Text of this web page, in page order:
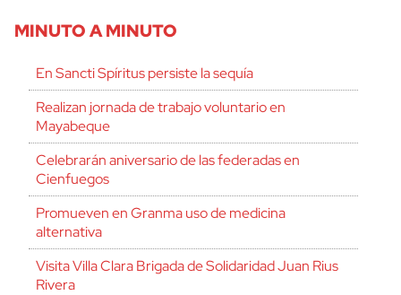
MINUTO A MINUTO
En Sancti Spíritus persiste la sequía
Realizan jornada de trabajo voluntario en
Mayabeque
Celebrarán aniversario de las federadas en
Cienfuegos
Promueven en Granma uso de medicina
alternativa
Visita Villa Clara Brigada de Solidaridad Juan Rius
Rivera